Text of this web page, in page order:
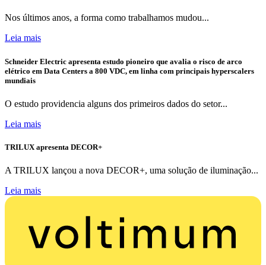
Nos últimos anos, a forma como trabalhamos mudou...
Leia mais
Schneider Electric apresenta estudo pioneiro que avalia o risco de arco
elétrico em Data Centers a 800 VDC, em linha com principais hyperscalers
mundiais
O estudo providencia alguns dos primeiros dados do setor...
Leia mais
TRILUX apresenta DECOR+
A TRILUX lançou a nova DECOR+, uma solução de iluminação...
Leia mais